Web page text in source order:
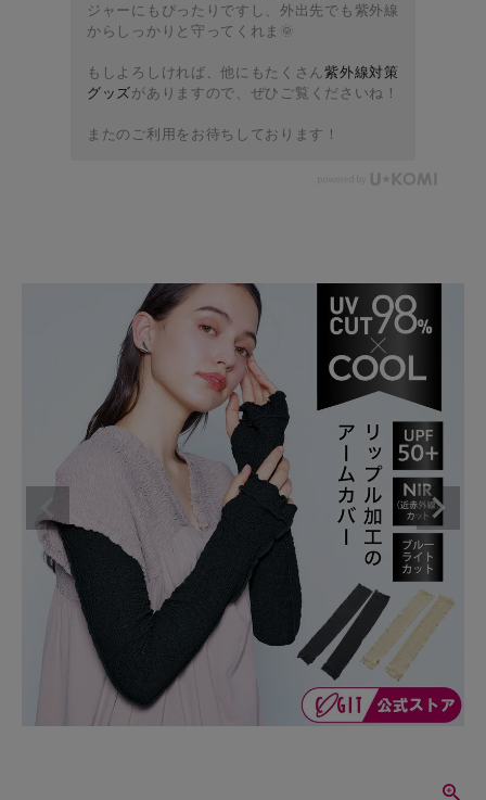
ジャーにもぴったりですし、外出先でも紫外線
からしっかりと守ってくれま🌞
もしよろしければ、他にもたくさん紫外線対策
グッズがありますので、ぜひご覧くださいね！
またのご利用をお待ちしております！